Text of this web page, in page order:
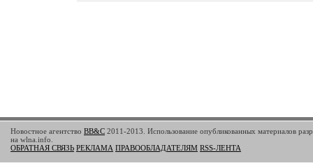
Новостное агентство BB&C 2011-2013. Использование опубликованных материалов
на wlna.info.
ОБРАТНАЯ СВЯЗЬ РЕКЛАМА ПРАВООБЛАДАТЕЛЯМ RSS-ЛЕНТА